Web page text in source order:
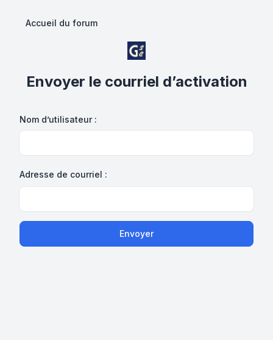
Accueil du forum
Envoyer le courriel d’activation
Nom d’utilisateur :
Adresse de courriel :
Envoyer